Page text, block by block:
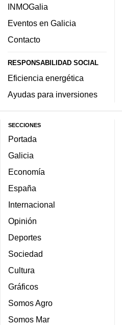
INMOGalia
Eventos en Galicia
Contacto
RESPONSABILIDAD SOCIAL
Eficiencia energética
Ayudas para inversiones
SECCIONES
Portada
Galicia
Economía
España
Internacional
Opinión
Deportes
Sociedad
Cultura
Gráficos
Somos Agro
Somos Mar